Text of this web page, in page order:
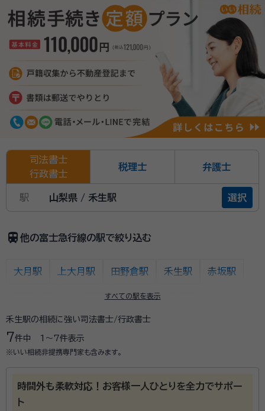
司法書士
行政書士
税理士 弁護士
駅 山梨県 / 禾生駅 選択
train 他の富士急行線の駅で絞り込む
すべての駅を表示
大月駅 上大月駅 田野倉駅 禾生駅 赤坂駅
都留文科大学前駅
十日市場駅 東桂駅 三つ峠駅
禾生駅の相続に強い司法書士/行政書士
7件中 1〜7件表示
※いい相続非提携専門家も含みます。
時間外も柔軟対応！お客様一人ひとりを全力でサポー
ト